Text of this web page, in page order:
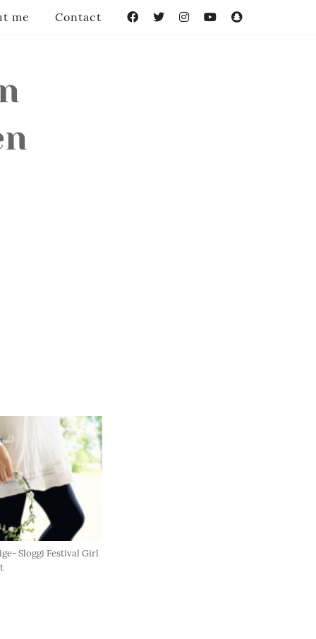
Sloggi Festival Girl
me Contact FacebookTwitterInstagramYouTube